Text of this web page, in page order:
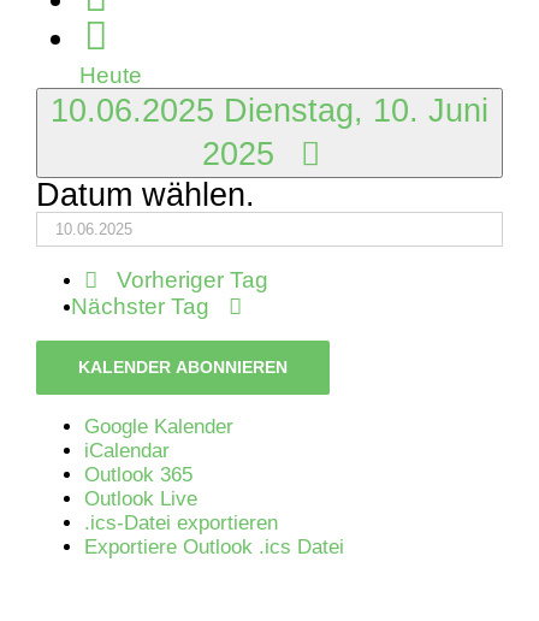
Heute
10.06.2025 Dienstag, 10. Juni
2025
Datum wählen.
Vorheriger Tag
Nächster Tag
KALENDER ABONNIEREN
Google Kalender
iCalendar
Outlook 365
Outlook Live
.ics-Datei exportieren
Exportiere Outlook .ics Datei